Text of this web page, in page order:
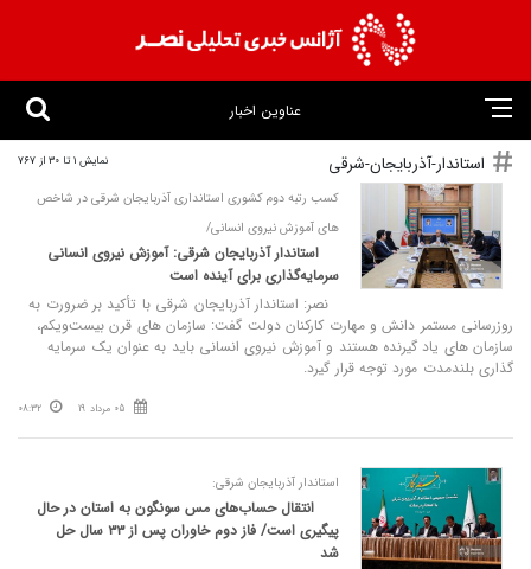
عناوین اخبار
استاندار-آذربایجان-شرقی نمایش 1 تا 30 از 767
کسب رتبه دوم کشوری استانداری آذربایجان شرقی در شاخص‌
های آموزش نیروی انسانی/
استاندار آذربایجان شرقی: آموزش نیروی انسانی
سرمایه‌گذاری برای آینده است
نصر: استاندار آذربایجان شرقی با تأکید بر ضرورت به‌
روزرسانی مستمر دانش و مهارت کارکنان دولت گفت: سازمان ‌های قرن بیست‌ویکم،
سازمان‌ های یاد گیرنده هستند و آموزش نیروی انسانی باید به عنوان یک سرمایه
‌گذاری بلندمدت مورد توجه قرار گیرد.
05 مرداد 19 08:32
استاندار آذربایجان شرقی:
انتقال حساب‌های مس سونگون به استان در حال
پیگیری است/ فاز دوم خاوران پس از ۳۳ سال حل
شد